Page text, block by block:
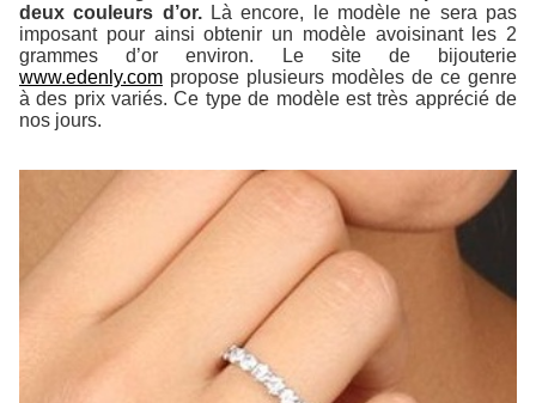
deux couleurs d’or.Là encore, le modèle ne sera pas
imposant pour ainsi obtenir un modèle avoisinant les 2
grammes d’or environ. Le site de bijouterie
www.edenly.com propose plusieurs modèles de ce genre
à des prix variés. Ce type de modèle est très apprécié de
nos jours.